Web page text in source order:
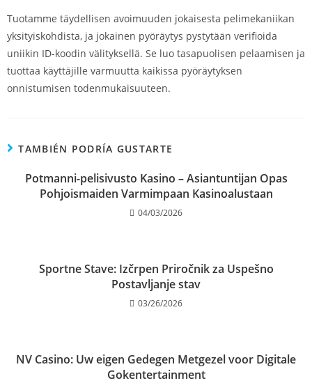
Tuotamme täydellisen avoimuuden jokaisesta pelimekaniikan
yksityiskohdista, ja jokainen pyöräytys pystytään verifioida
uniikin ID-koodin välityksellä. Se luo tasapuolisen pelaamisen ja
tuottaa käyttäjille varmuutta kaikissa pyöräytyksen
onnistumisen todenmukaisuuteen.
TAMBIÉN PODRÍA GUSTARTE
Potmanni-pelisivusto Kasino – Asiantuntijan Opas
Pohjoismaiden Varmimpaan Kasinoalustaan
04/03/2026
Sportne Stave: Izčrpen Priročnik za Uspešno
Postavljanje stav
03/26/2026
NV Casino: Uw eigen Gedegen Metgezel voor Digitale
Gokentertainment